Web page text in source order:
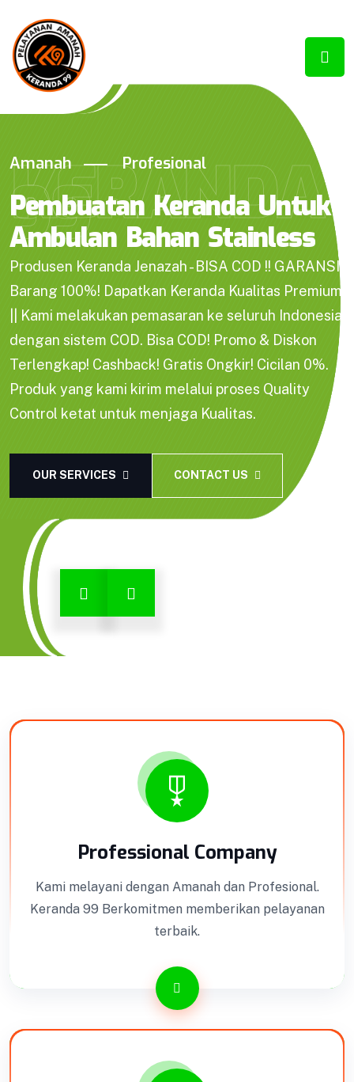
KERANDA
99
Amanah Profesional
Pembuatan Keranda Untuk
Ambulan Bahan Stainless
Produsen Keranda Jenazah - BISA COD !! GARANSI
Barang 100%! Dapatkan Keranda Kualitas Premium
|| Kami melakukan pemasaran ke seluruh Indonesia
dengan sistem COD. Bisa COD! Promo & Diskon
Terlengkap! Cashback! Gratis Ongkir! Cicilan 0%.
Produk yang kami kirim melalui proses Quality
Control ketat untuk menjaga Kualitas.
OUR SERVICES CONTACT US
Professional Company
Kami melayani dengan Amanah dan Profesional.
Keranda 99 Berkomitmen memberikan pelayanan
terbaik.